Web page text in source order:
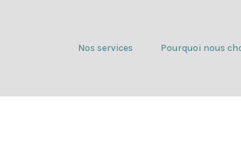
Nos services Pourquoi nous